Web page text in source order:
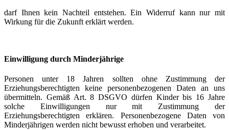
darf Ihnen kein Nachteil entstehen. Ein Widerruf kann nur mit
Wirkung für die Zukunft erklärt werden.
Einwilligung durch Minderjährige
Personen unter 18 Jahren sollten ohne Zustimmung der
Erziehungsberechtigten keine personenbezogenen Daten an uns
übermitteln. Gemäß Art. 8 DSGVO dürfen Kinder bis 16 Jahre
solche Einwilligungen nur mit Zustimmung der
Erziehungsberechtigten erklären. Personenbezogene Daten von
Minderjährigen werden nicht bewusst erhoben und verarbeitet.